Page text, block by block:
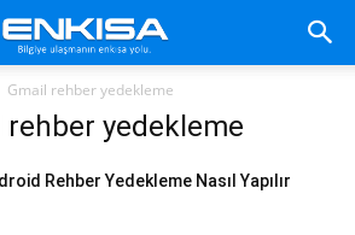
Gmail rehber yedekleme
yedekleme
Rehber Yedekleme Nasıl Yapılır